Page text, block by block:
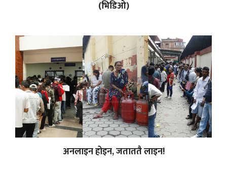
(भिडिओ)
अनलाइन होइन, जताततै लाइन!